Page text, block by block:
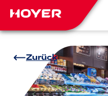
Zurück